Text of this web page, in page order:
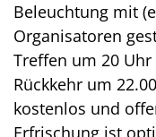
Beleuchtung mit
Organisatoren
Treffen um 20
Rückkehr um
kostenlos und
Erfrischung ist